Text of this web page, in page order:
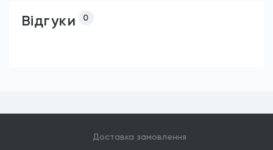
Відгуки 0
Доставка замовлення